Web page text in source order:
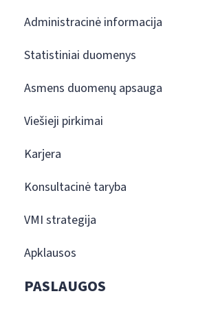
Administracinė informacija
Statistiniai duomenys
Asmens duomenų apsauga
Viešieji pirkimai
Karjera
Konsultacinė taryba
VMI strategija
Apklausos
PASLAUGOS